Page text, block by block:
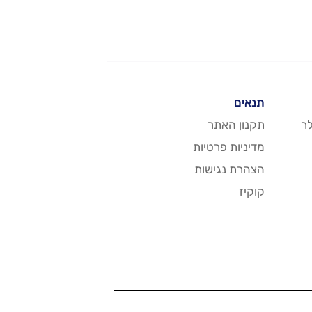
תנאים
תקנון האתר
מדיניות פרטיות
הצהרת נגישות
קוקיז